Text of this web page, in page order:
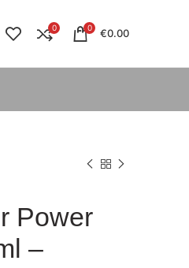
0 0 €0.00
Power
–